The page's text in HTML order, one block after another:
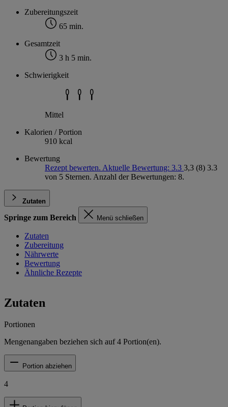
Zubereitungszeit
65 min.
Gesamtzeit
3 h 5 min.
Schwierigkeit
Mittel
Kalorien / Portion
910 kcal
Bewertung
Rezept bewerten. Aktuelle Bewertung: 3.3 3,3 (8) 3.3
von 5 Sternen. Anzahl der Bewertungen: 8.
Zutaten
Springe zum Bereich Menü schließen
Zutaten
Zubereitung
Nährwerte
Bewertung
Ähnliche Rezepte
Zutaten
Portionen
Mengenangaben beziehen sich auf4 Portion(en).
Portion abziehen
4